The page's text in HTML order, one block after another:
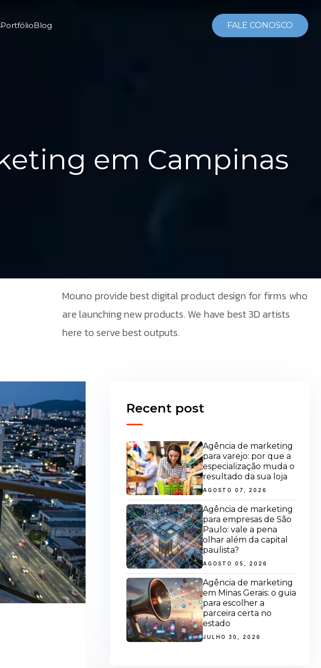
PortfólioBlog FALE CONOSCO
em Campinas
Mouno provide best digital product design for firms who
are launching new products. We have best 3D artists
here to serve best outputs.
Recent post
Agência de marketing
para varejo: por que a
especialização muda o
resultado da sua loja
AGOSTO 07, 2026
Agência de marketing
para empresas de São
Paulo: vale a pena
olhar além da capital
paulista?
AGOSTO 05, 2026
Agência de marketing
em Minas Gerais: o guia
para escolher a
parceira certa no
estado
JULHO 30, 2026